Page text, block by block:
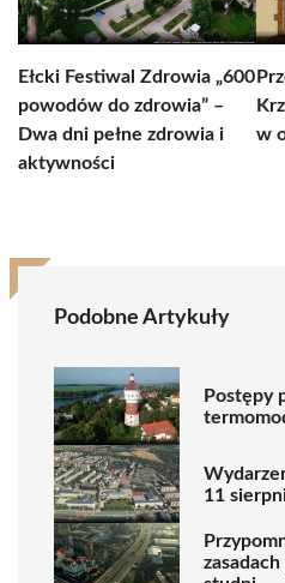
Ełcki Festiwal Zdrowia „600
powodów do zdrowia” –
Dwa dni pełne zdrowia i
aktywności
w
Podobne Artykuły
Postępy
11